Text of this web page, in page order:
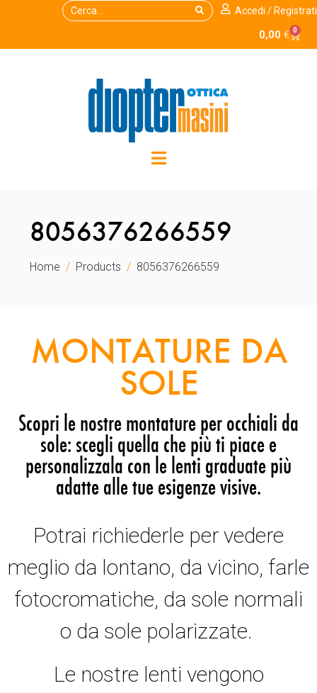
Accedi / Registrati
0,00 € 0
8056376266559
Home Products 8056376266559
MONTATURE DA
SOLE
Scopri le nostre montature per occhiali da
sole: scegli quella che più ti piace e
personalizzala con le lenti graduate più
adatte alle tue esigenze visive.
Potrai richiederle per vedere
meglio da lontano, da vicino, farle
fotocromatiche, da sole normali
o da sole polarizzate.
Le nostre lenti vengono